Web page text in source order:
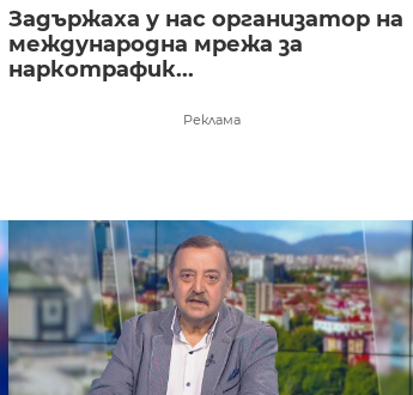
Задържаха у нас организатор на
международна мрежа за
наркотрафик...
Реклама